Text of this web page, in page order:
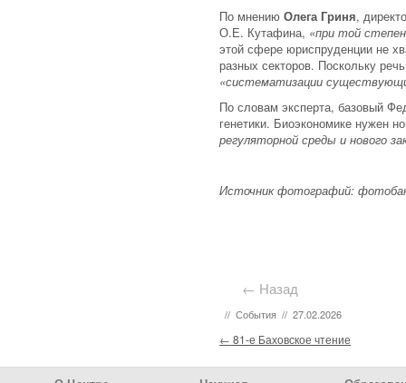
По мнениюОлега Гриня,
О.Е. Кутафина, «при той
этой сфере юриспруденции не
разных секторов. Поскольку
«систематизации
По словам эксперта, базовый
генетики. Биоэкономике нужен
регуляторной среды и нового
Источник фотографий:
← Назад
// События // 27.02.2026
Post navigation
← 81-е Баховское чтение
Footer Menu